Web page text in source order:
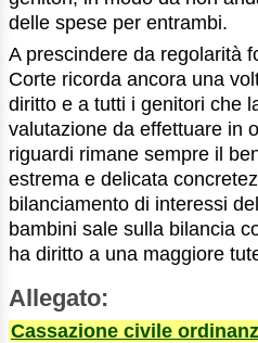
delle spese per entrambi.
A prescindere da regolarità
Corte ricorda ancora una
diritto e a tutti i genitori che
valutazione da effettuare in
riguardi rimane sempre il
estrema e delicata
bilanciamento di interessi
bambini sale sulla bilancia
ha diritto a una maggiore
Allegato:
Cassazione civile